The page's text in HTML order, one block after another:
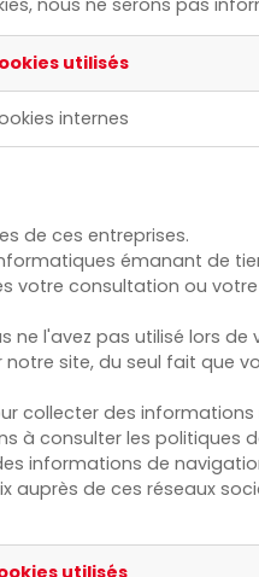
utilisés
internes
de ces entreprises.
émanant de
consultation ou
l'avez pas utilisé lors
site, du seul fait que
collecter des
à consulter les politiques
informations de
de ces réseaux